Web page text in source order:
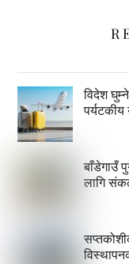
विदेश
पर्यटकीय
बाँडेगाउँ
लागि